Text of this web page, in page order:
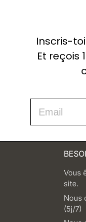
Inscris-
Et reçois
Vous
site.
Nous
(5j/7)